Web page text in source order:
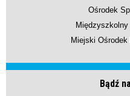
Ośrodek
Miejski Ośrodek
Bądź